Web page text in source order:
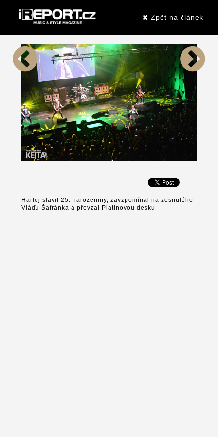
Zpět na článek
Harlej slavil 25. narozeniny, zavzpomínal na zesnulého
Vláďu Šafránka a převzal Platinovou desku